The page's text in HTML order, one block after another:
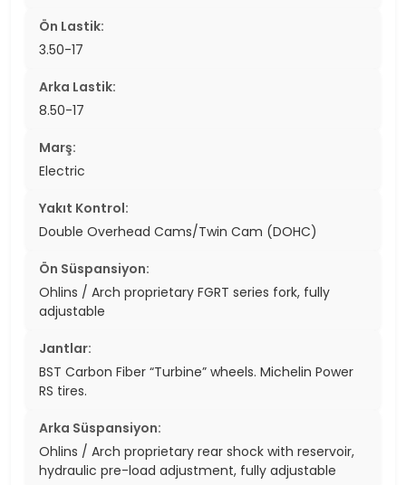
Ön Lastik:
3.50-17
Arka Lastik:
8.50-17
Marş:
Electric
Yakıt Kontrol:
Double Overhead Cams/Twin Cam (DOHC)
Ön Süspansiyon:
Ohlins / Arch proprietary FGRT series fork, fully
adjustable
Jantlar:
BST Carbon Fiber “Turbine” wheels. Michelin Power
RS tires.
Arka Süspansiyon:
Ohlins / Arch proprietary rear shock with reservoir,
hydraulic pre-load adjustment, fully adjustable